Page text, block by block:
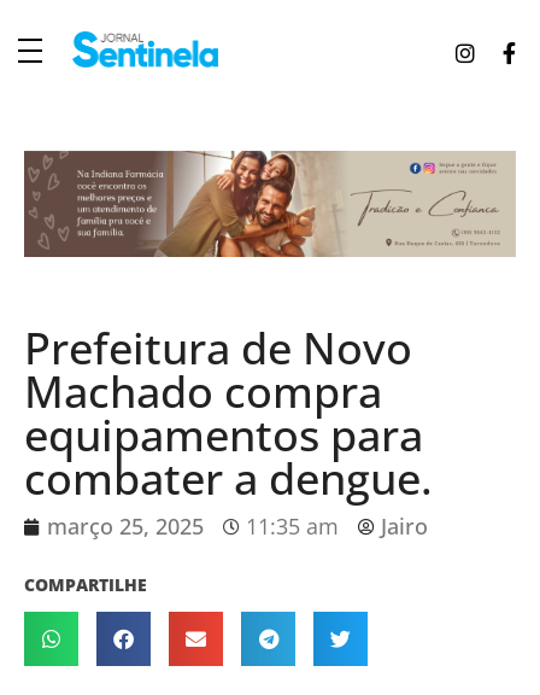
Prefeitura de Novo
Machado compra
equipamentos para
combater a dengue.
março 25, 2025 11:35 am Jairo
COMPARTILHE